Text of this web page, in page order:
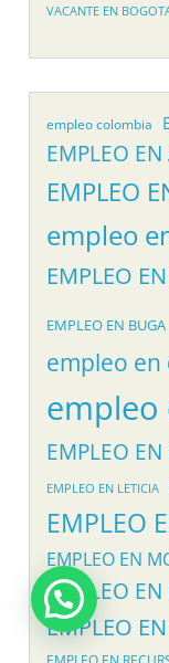
VACANTE EN
empleo colombia
EMPLEO
EMPLEO
empleo
EMPLEO
EMPLEO EN BUGA
empleo en
empleo
EMPLEO
EMPLEO EN LETICIA
EMPLEO
EMPLEO EN
EMPLEO EN
EMPLEO
EMPLEO EN